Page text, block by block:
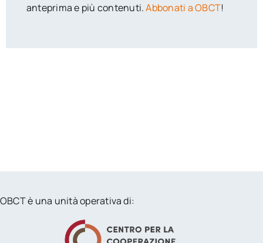
anteprima e più contenuti.Abbonati a OBCT!
OBCT è una unità operativa di: